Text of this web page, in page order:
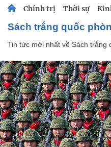
Chính trị Thời sự
Sách trắng quốc
Tin tức mới nhất về Sách trắng